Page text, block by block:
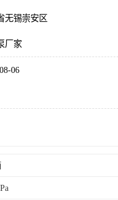
无锡崇安区
厂家
06